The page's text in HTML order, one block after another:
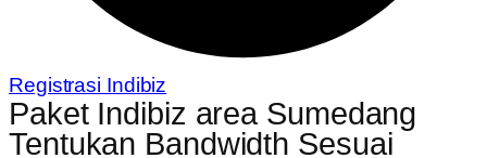
Registrasi Indibiz
Paket Indibiz area Sumedang
Tentukan Bandwidth Sesuai